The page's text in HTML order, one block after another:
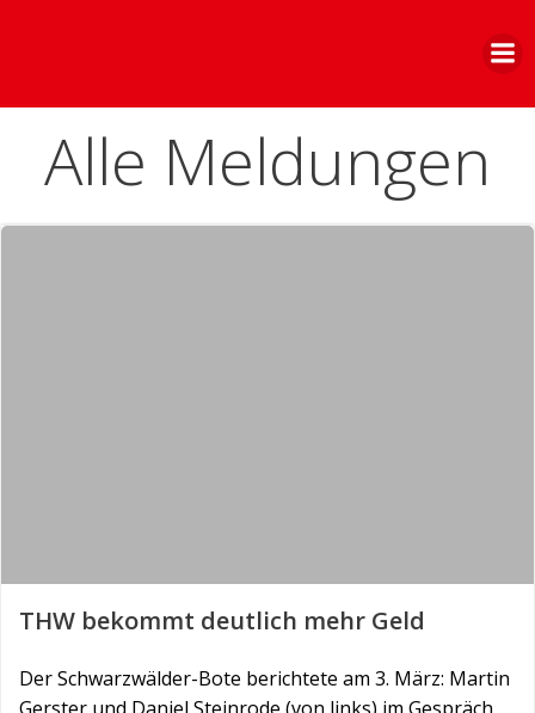
Alle Meldungen
THW bekommt deutlich mehr Geld
Der Schwarzwälder-Bote berichtete am 3. März: Martin